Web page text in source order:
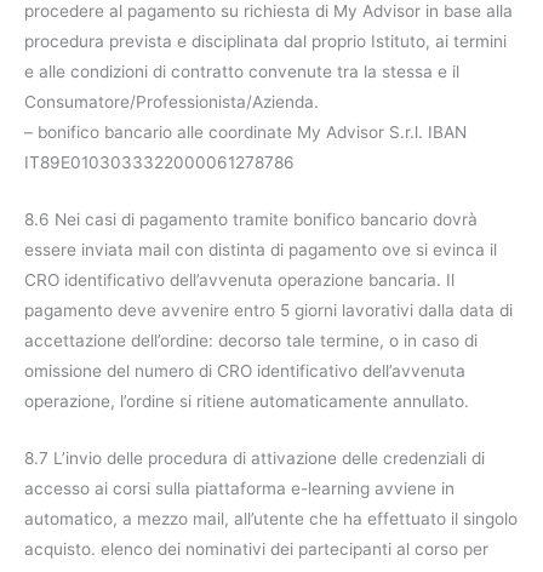
procedere al pagamento su richiesta di My Advisor in base alla
procedura prevista e disciplinata dal proprio Istituto, ai termini
e alle condizioni di contratto convenute tra la stessa e il
Consumatore/Professionista/Azienda.
– bonifico bancario alle coordinate My Advisor S.r.l. IBAN
IT89E0103033322000061278786
8.6 Nei casi di pagamento tramite bonifico bancario dovrà
essere inviata mail con distinta di pagamento ove si evinca il
CRO identificativo dell’avvenuta operazione bancaria. Il
pagamento deve avvenire entro 5 giorni lavorativi dalla data di
accettazione dell’ordine: decorso tale termine, o in caso di
omissione del numero di CRO identificativo dell’avvenuta
operazione, l’ordine si ritiene automaticamente annullato.
8.7 L’invio delle procedura di attivazione delle credenziali di
accesso ai corsi sulla piattaforma e-learning avviene in
automatico, a mezzo mail, all’utente che ha effettuato il singolo
acquisto. elenco dei nominativi dei partecipanti al corso per